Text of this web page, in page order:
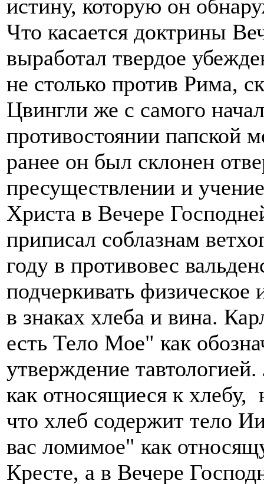
истину, которую он
Что касается доктрины
выработал твердое
не столько против Рима,
Цвингли же с самого
противостоянии папской
ранее он был склонен
пресуществлении и
Христа в Вечере
приписал соблазнам
году в противовес
подчеркивать физическое
в знаках хлеба и вина.
есть Тело Мое" как
утверждение
как относящиеся к хлебу,
что хлеб содержит тело
вас ломимое" как
Кресте, а в Вечере